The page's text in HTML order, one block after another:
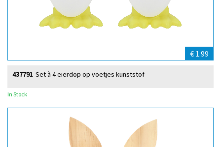
€ 1.99
Set à 4 eierdop op voetjes kunststof
437791
In Stock